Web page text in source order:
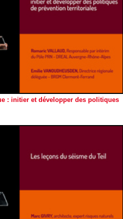
: initier et développer des politiques